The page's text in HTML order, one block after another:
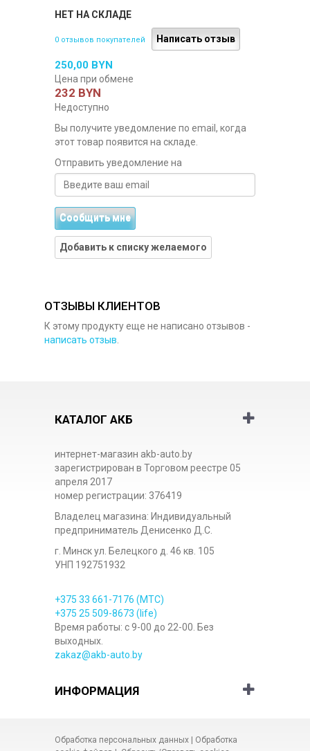
НЕТ НА СКЛАДЕ
0 отзывов покупателей Написать отзыв
250,00 BYN
Цена при обмене
232 BYN
Недоступно
Вы получите уведомление по email, когда
этот товар появится на складе.
Отправить уведомление на
Сообщить мне
Добавить к списку желаемого
ОТЗЫВЫ КЛИЕНТОВ
К этому продукту еще не написано отзывов -
написать отзыв
КАТАЛОГ АКБ
интернет-магазин akb-auto.by
зарегистрирован в Торговом реестре 05
апреля 2017
номер регистрации: 376419
Владелец магазина: Индивидуальный
предприниматель Денисенко Д.С.
г. Минск ул. Белецкого д. 46 кв. 105
УНП 192751932
+375 33 661-7176 (МТС)
+375 25 509-8673 (life)
Время работы: с 9-00 до 22-00. Без
выходных.
zakaz@akb-auto.by
ИНФОРМАЦИЯ
Обработка персональных данных | Обработка